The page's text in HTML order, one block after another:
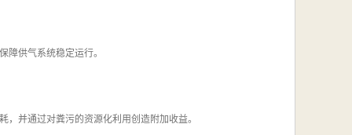
障供气系统稳定运行。
并通过对粪污的资源化利用创造附加收益。